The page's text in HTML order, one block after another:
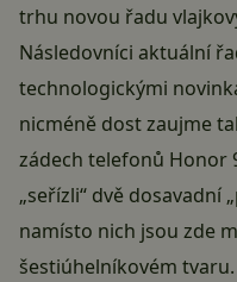
trhu novou řadu
Následovníci aktuální
technologickými
nicméně dost zaujme
zádech telefonů Honor
„seřízli“ dvě dosavadní
namísto nich jsou zde
šestiúhelníkovém